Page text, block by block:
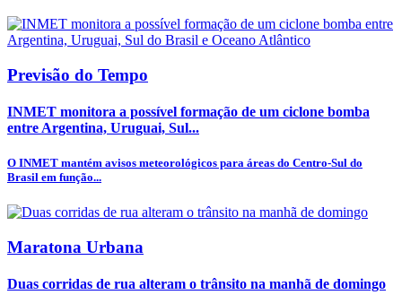
Previsão do Tempo
INMET monitora a possível formação de um ciclone bomba
entre Argentina, Uruguai, Sul...
O INMET mantém avisos meteorológicos para áreas do Centro-Sul do
Brasil em função...
Maratona Urbana
Duas corridas de rua alteram o trânsito na manhã de domingo